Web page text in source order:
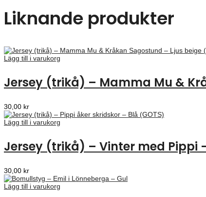
Liknande produkter
Lägg till i varukorg
Jersey (trikå) – Mamma Mu &
30,00 kr
Lägg till i varukorg
Jersey (trikå) – Vinter med Pippi
30,00 kr
Lägg till i varukorg